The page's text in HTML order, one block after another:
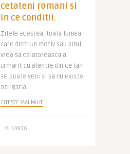
cetateni romani si
in ce conditii.
Zilele acestea, toata lumea
care dintr-un motiv sau altul
vrea sa calatoreasca a
urmarit cu atentie din ce tari
se poate veni si sa nu existe
obligatia ..
CITEȘTE MAI MULT
14906